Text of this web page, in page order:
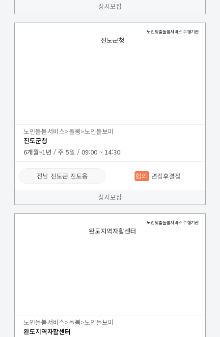
상시모집
노인맞춤돌봄서비스 수행기관
진도군청
노인돌봄서비스>돌봄>노인돌보미
진도군청
6개월~1년 / 주 5일 / 09:00 ~ 14:30
전남 진도군 진도읍 협의 면접후결정
상시모집
노인맞춤돌봄서비스 수행기관
완도지역자활센터
노인돌봄서비스>돌봄>노인돌보미
완도지역자활센터